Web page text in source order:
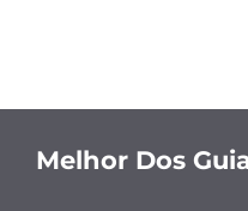
Melhor Dos